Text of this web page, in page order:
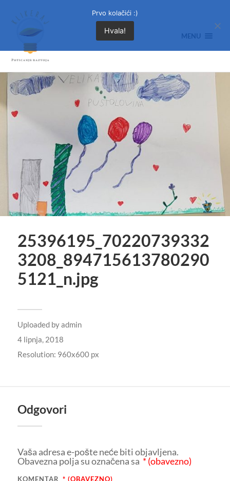
MENU
25396195_70220739332
3208_894715613780290
5121_n.jpg
Uploaded byadmin
4 lipnja, 2018
Resolution: 960x600 px
Odgovori
Vaša adresa e-pošte neće biti objavljena.
Obavezna polja su označena sa * (obavezno)
KOMENTAR * (OBAVEZNO)
Prvo kolačići :)
Hvala!